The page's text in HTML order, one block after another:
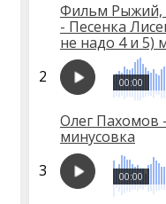
Фильм Рыжий,
- Песенка
не надо 4 и 5)
00:00
Олег Пахомов
минусовка
00:00